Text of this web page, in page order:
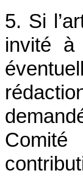
5. Si
invité à